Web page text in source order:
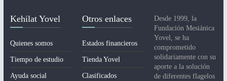
Kehilat Yovel
Quienes somos
Tiempo de estudio
Ayuda social
Otros enlaces
Estados financieros
Tienda Yovel
Clasificados
Desde 1999, la
Fundación Mesiánica
Yovel, se ha
comprometido
solidariamente con su
aporte a la solución
de diferentes flagelos